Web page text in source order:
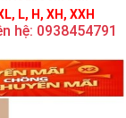
L, H, XH, XXH
hệ: 0938454791